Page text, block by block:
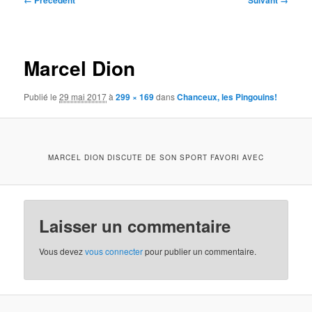
Marcel Dion
Publié le29 mai 2017à299 × 169dansChanceux, les Pingouins!
MARCEL DION DISCUTE DE SON SPORT FAVORI AVEC
Laisser un commentaire
Vous devezvous connecterpour publier un commentaire.